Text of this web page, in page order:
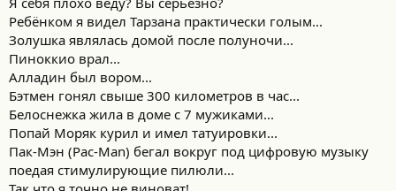
:
Ребёнком я видел Тарзана практически голым...
Золушка являлась домой после полуночи...
Пиноккио врал...
Алладин был вором...
Бэтмен гонял свыше 300 километров в час...
Белоснежка жила в доме с 7 мужиками...
Попай Моряк курил и имел татуировки...
Пак-Мэн (Pac-Man) бегал вокруг под цифровую музыку
поедая стимулирующие пилюли...